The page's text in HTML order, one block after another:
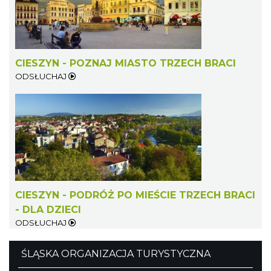
Cieszyn
Cieszyn
0.10 km
CIESZYN - POZNAJ MIASTO TRZECH BRACI
ODSŁUCHAJ
CIESZYN - PODRÓŻ PO MIEŚCIE TRZECH BRACI
- DLA DZIECI
ODSŁUCHAJ
ŚLĄSKA ORGANIZACJA TURYSTYCZNA